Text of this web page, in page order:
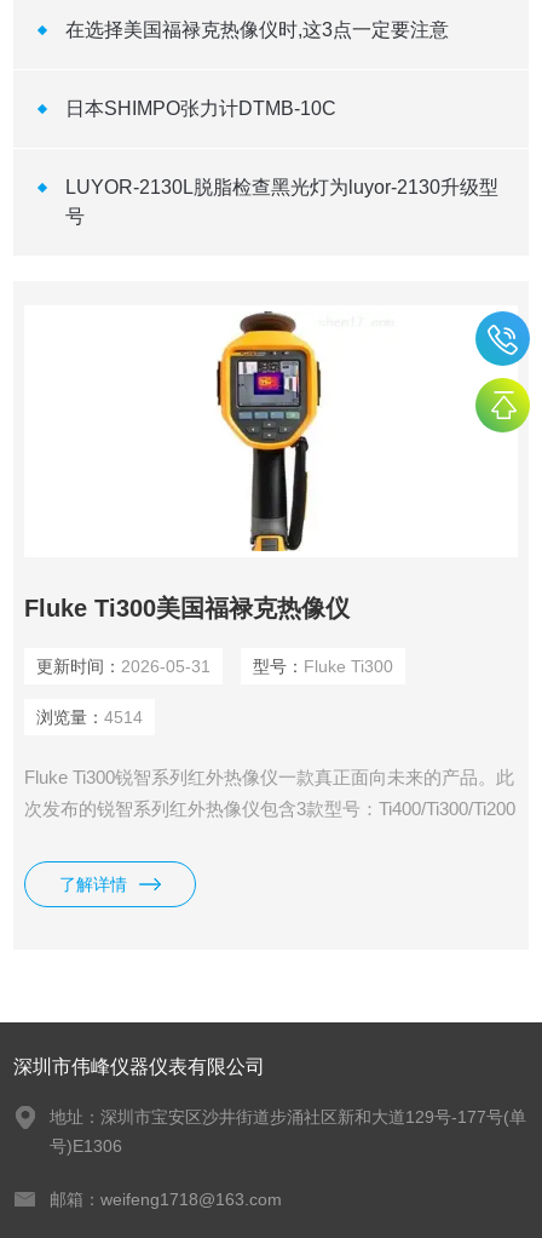
在选择美国福禄克热像仪时,这3点一定要注意
日本SHIMPO张力计DTMB-10C
LUYOR-2130L脱脂检查黑光灯为luyor-2130升级型
号
Fluke Ti300美国福禄克热像仪
更新时间： 2026-05-31 型号： Fluke Ti300
浏览量： 4514
Fluke Ti300锐智系列红外热像仪一款真正面向未来的产品。此
次发布的锐智系列红外热像仪包含3款型号：Ti400/Ti300/Ti200
的各种新技术*地融入红外热像仪
了解详情
深圳市伟峰仪器仪表有限公司
地址：深圳市宝安区沙井街道步涌社区新和大道129号-177号(单
号)E1306
邮箱：weifeng1718@163.com